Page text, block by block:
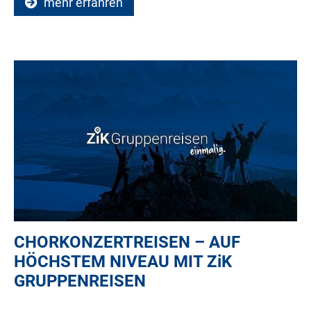
CHORKONZERTREISEN – AUF
HÖCHSTEM NIVEAU MITZiK
GRUPPENREISEN